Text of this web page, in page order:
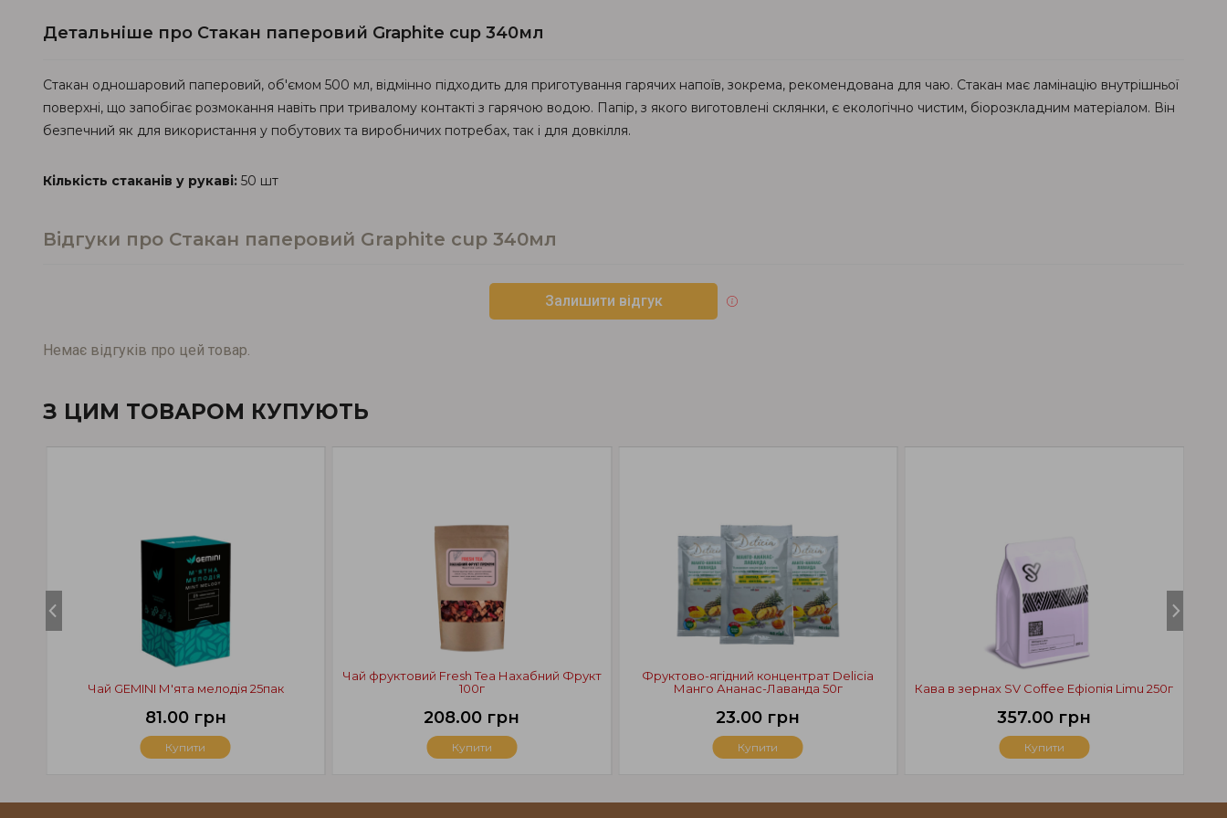
Детальніше про Стакан паперовий Graphite cup 340мл
Стакан одношаровий паперовий, об'ємом 500 мл, відмінно підходить для приготування гарячих напоїв, зокрема, рекомендована для чаю. Стакан має ламінацію внутрішньої
поверхні, що запобігає розмокання навіть при тривалому контакті з гарячою водою. Папір, з якого виготовлені склянки, є екологічно чистим, біорозкладним матеріалом. Він
безпечний як для використання у побутових та виробничих потребах, так і для довкілля.
Кількість стаканів у рукаві: 50 шт
Відгуки про Стакан паперовий Graphite cup 340мл
Залишити відгук
Немає відгуків про цей товар.
З ЦИМ ТОВАРОМ КУПУЮТЬ
Кава в зернах SV Coffee Ефіопія Limu 250г
357.00 грн
Купити
Чай GEMINI М'ята мелодія 25пак
81.00 грн
Купити
Чай фруктовий Fresh Tea Нахабний Фрукт
100г
208.00 грн
Купити
Фруктово-ягідний концентрат Delicia
Манго Ананас-Лаванда 50г
23.00 грн
Купити